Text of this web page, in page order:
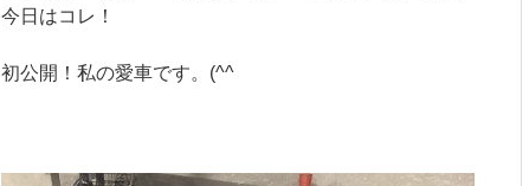
今日はコレ！
初公開！私の愛車です。(^^ゞ